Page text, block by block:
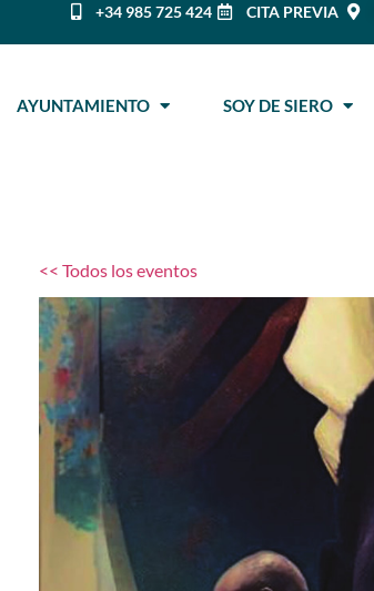
+34 985 725 424 CITA PREVIA
AYUNTAMIENTO SOY DE SIERO
<< Todos los eventos